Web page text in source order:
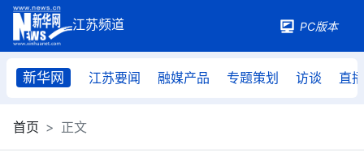
PC版本
新华网 江苏要闻 融媒产品 专题策划 访谈 直播
首页 正文